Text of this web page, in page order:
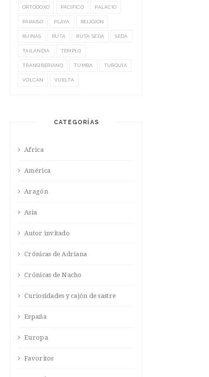
ORTODOXO PACIFICO PALACIO
PARAISO PLAYA RELIGIÓN
RUINAS RUTA RUTA SEDA SEDA
TAILANDIA TEMPLO
TRANSIBERIANO TUMBA TURQUÍA
VOLCÁN VUELTA
CATEGORÍAS
Africa
América
Aragón
Asia
Autor invitado
Crónicas de Adriana
Crónicas de Nacho
Curiosidades y cajón de sastre
España
Europa
Favoritos